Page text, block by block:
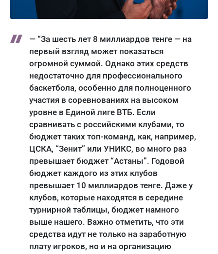
— “За шесть лет 8 миллиардов тенге — на
первый взгляд может показаться
огромной суммой. Однако этих средств
недостаточно для профессионального
баскетбола, особенно для полноценного
участия в соревнованиях на высоком
уровне в Единой лиге ВТБ. Если
сравнивать с российскими клубами, то
бюджет таких топ-команд, как, например,
ЦСКА, “Зенит” или УНИКС, во много раз
превышает бюджет “Астаны”. Годовой
бюджет каждого из этих клубов
превышает 10 миллиардов тенге. Даже у
клубов, которые находятся в середине
турнирной таблицы, бюджет намного
выше нашего. Важно отметить, что эти
средства идут не только на заработную
плату игроков, но и на организацию